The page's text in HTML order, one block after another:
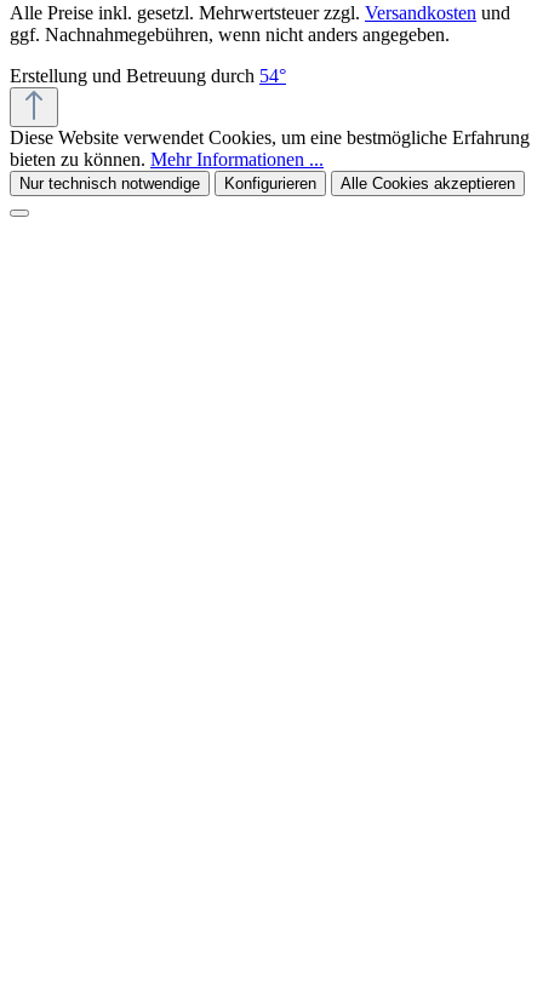
Alle Preise inkl. gesetzl. Mehrwertsteuer zzgl. Versandkosten und
ggf. Nachnahmegebühren, wenn nicht anders angegeben.
Erstellung und Betreuung durch 54°
Diese Website verwendet Cookies, um eine bestmögliche Erfahrung
bieten zu können. Mehr Informationen ...
Nur technisch notwendige Konfigurieren Alle Cookies akzeptieren